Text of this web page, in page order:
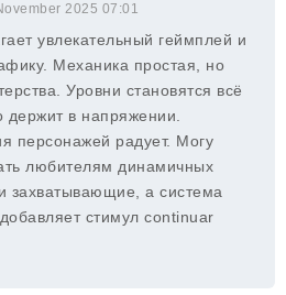
2025 07:01
увлекательный геймплей и
Механика простая, но
Уровни становятся всё
держит в напряжении.
персонажей радует. Могу
любителям динамичных
захватывающие, а система
стимул continuar